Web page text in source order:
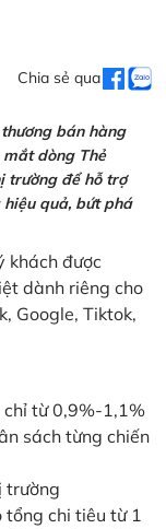
Chia sẻ qua
bán hàng
dòng Thẻ
trường để hỗ trợ
quả, bứt phá
khách được
dành riêng cho
Google, Tiktok,
từ 0,9%-1,1%
sách từng chiến
trường
tổng chi tiêu từ 1